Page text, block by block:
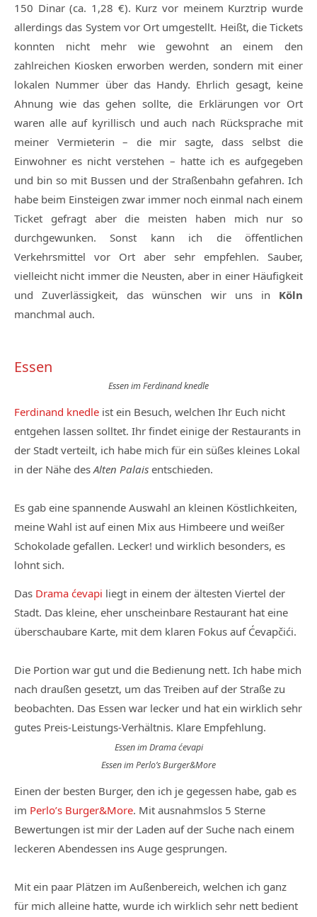
150 Dinar (ca. 1,28 €). Kurz vor meinem Kurztrip wurde
allerdings das System vor Ort umgestellt. Heißt, die Tickets
konnten nicht mehr wie gewohnt an einem den
zahlreichen Kiosken erworben werden, sondern mit einer
lokalen Nummer über das Handy. Ehrlich gesagt, keine
Ahnung wie das gehen sollte, die Erklärungen vor Ort
waren alle auf kyrillisch und auch nach Rücksprache mit
meiner Vermieterin – die mir sagte, dass selbst die
Einwohner es nicht verstehen – hatte ich es aufgegeben
und bin so mit Bussen und der Straßenbahn gefahren. Ich
habe beim Einsteigen zwar immer noch einmal nach einem
Ticket gefragt aber die meisten haben mich nur so
durchgewunken. Sonst kann ich die öffentlichen
Verkehrsmittel vor Ort aber sehr empfehlen. Sauber,
vielleicht nicht immer die Neusten, aber in einer Häufigkeit
und Zuverlässigkeit, das wünschen wir uns in Köln
manchmal auch.
Essen
Essen im Ferdinand knedle
Ferdinand knedle ist ein Besuch, welchen Ihr Euch nicht
entgehen lassen solltet. Ihr findet einige der Restaurants in
der Stadt verteilt, ich habe mich für ein süßes kleines Lokal
in der Nähe desAlten Palais entschieden.
Es gab eine spannende Auswahl an kleinen Köstlichkeiten,
meine Wahl ist auf einen Mix aus Himbeere und weißer
Schokolade gefallen. Lecker! und wirklich besonders, es
lohnt sich.
Das Drama ćevapi liegt in einem der ältesten Viertel der
Stadt. Das kleine, eher unscheinbare Restaurant hat eine
überschaubare Karte, mit dem klaren Fokus auf Ćevapčići.
Die Portion war gut und die Bedienung nett. Ich habe mich
nach draußen gesetzt, um das Treiben auf der Straße zu
beobachten. Das Essen war lecker und hat ein wirklich sehr
gutes Preis-Leistungs-Verhältnis. Klare Empfehlung.
Essen im Drama ćevapi
Essen im Perlo’s Burger&More
Einen der besten Burger, den ich je gegessen habe, gab es
im Perlo’s Burger&More. Mit ausnahmslos 5 Sterne
Bewertungen ist mir der Laden auf der Suche nach einem
leckeren Abendessen ins Auge gesprungen.
Mit ein paar Plätzen im Außenbereich, welchen ich ganz
für mich alleine hatte, wurde ich wirklich sehr nett bedient